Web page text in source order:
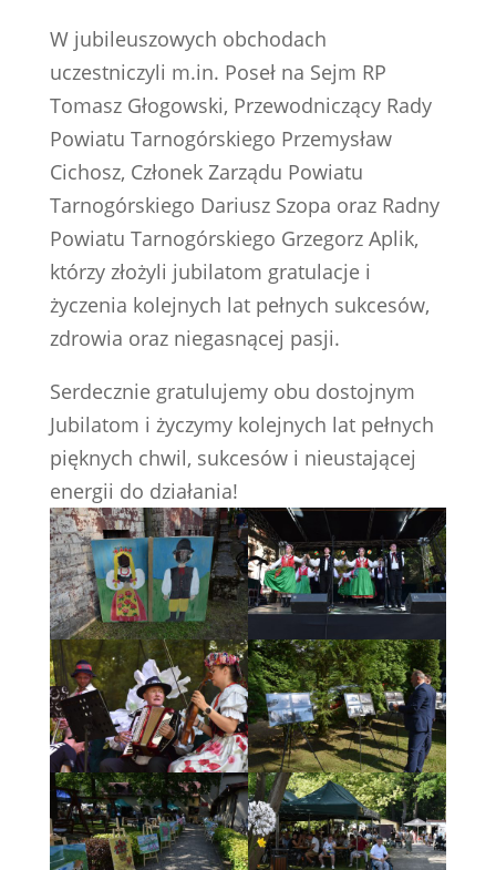
W jubileuszowych obchodach
uczestniczyli m.in. Poseł na Sejm RP
Tomasz Głogowski, Przewodniczący Rady
Powiatu Tarnogórskiego Przemysław
Cichosz, Członek Zarządu Powiatu
Tarnogórskiego Dariusz Szopa oraz Radny
Powiatu Tarnogórskiego Grzegorz Aplik,
którzy złożyli jubilatom gratulacje i
życzenia kolejnych lat pełnych sukcesów,
zdrowia oraz niegasnącej pasji.
Serdecznie gratulujemy obu dostojnym
Jubilatom i życzymy kolejnych lat pełnych
pięknych chwil, sukcesów i nieustającej
energii do działania!